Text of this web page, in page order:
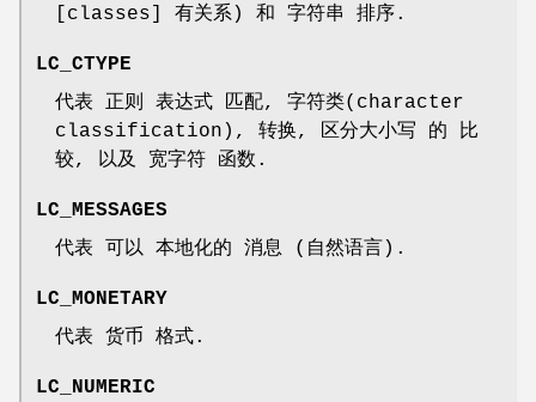
[classes] 有关系) 和 字符串 排序.
LC_CTYPE
代表 正则 表达式 匹配, 字符类(character
classification), 转换, 区分大小写 的 比
较, 以及 宽字符 函数.
LC_MESSAGES
代表 可以 本地化的 消息 (自然语言).
LC_MONETARY
代表 货币 格式.
LC_NUMERIC